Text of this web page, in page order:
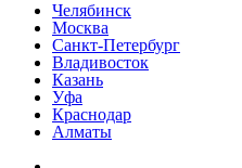
Челябинск
Москва
Санкт-Петербург
Владивосток
Казань
Уфа
Краснодар
Алматы